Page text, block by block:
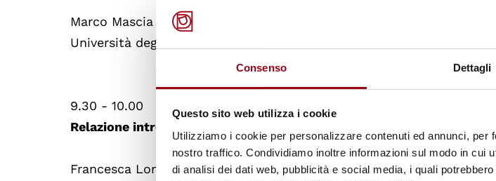
Consenso Dettagli
Questo sito web utilizza i cookie
Utilizziamo i cookie per personalizzare contenuti ed annunci,
nostro traffico. Condividiamo inoltre informazioni sul modo in cui
di analisi dei dati web, pubblicità e social media, i quali
Marco Mascia
Università degli Studi di Padova, Presidente AUSE
9.30 - 10.00
Relazione introduttiva
Francesca Longo